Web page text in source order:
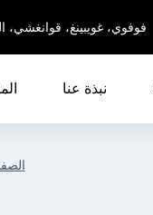
فوفوي، غويبينغ، قوانغشي،
نبذة عنا